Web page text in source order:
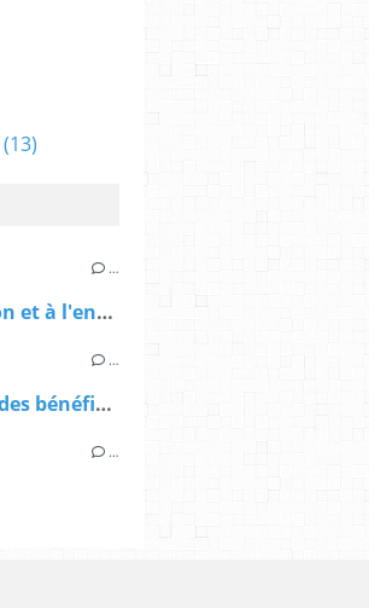
…
Loi relative à la répartition et à l'encadrement de la gestion des recettes issues de l'exploitation des hydrocarbures
…
Décret relatif au registre des bénéficiaires effectifs
…
(13)